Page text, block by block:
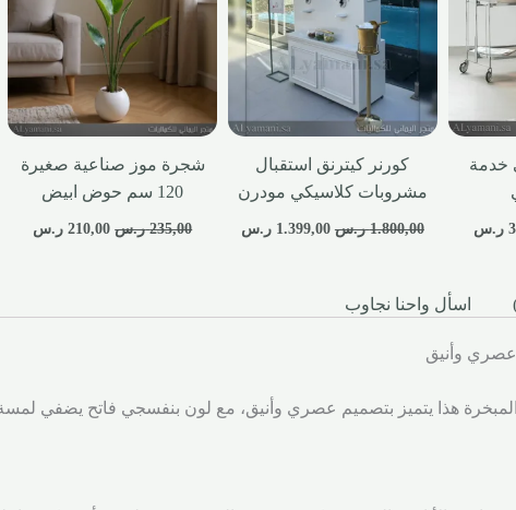
خدمة
ر.س
كورنر كيترنق استقبال
مشروبات كلاسيكي مودرن
1.800,00 ر.س 1.399,00 ر.س
شجرة موز صناعية صغيرة
120 سم حوض ابيض
235,00 ر.س 210,00 ر.س
اسأل واحنا نجاوب
عصري وأنيق
هذا يتميز بتصميم عصري وأنيق، مع لون بنفسجي فاتح يضفي